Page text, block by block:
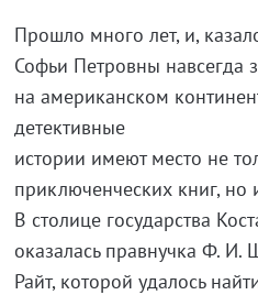
Прошло много лет, и,
Софьи Петровны навсегда
на американском
детективные
истории имеют место не
приключенческих книг, но
В столице государства
оказалась правнучка Ф.
Райт, которой удалось